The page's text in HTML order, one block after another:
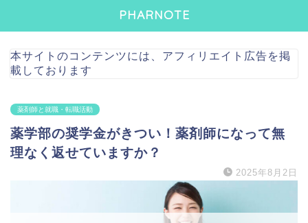
PHARNOTE
本サイトのコンテンツには、アフィリエイト広告を掲
載しております
薬剤師と就職・転職活動
薬学部の奨学金がきつい！薬剤師になって無
理なく返せていますか？
2025年8月2日